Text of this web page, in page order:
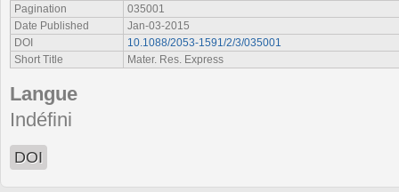
Pagination
035001
Date Published
Jan-03-2015
DOI
10.1088/2053-1591/2/3/035001
Short Title
Mater. Res. Express
Langue
Indéfini
DOI